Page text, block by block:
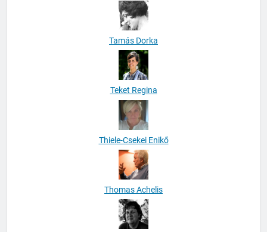
Tamás Dorka
Teket Regina
Thiele-Csekei Enikő
Thomas Achelis